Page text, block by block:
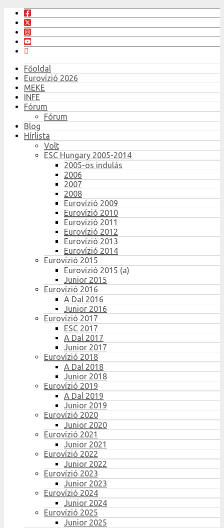
Főoldal
Eurovízió 2026
MEKE
INFE
Fórum
Fórum
Blog
Hírlista
Volt
ESC Hungary 2005-2014
2005-ös indulás
2006
2007
2008
Eurovízió 2009
Eurovízió 2010
Eurovízió 2011
Eurovízió 2012
Eurovízió 2013
Eurovízió 2014
Eurovízió 2015
Eurovízió 2015 (a)
Junior 2015
Eurovízió 2016
A Dal 2016
Junior 2016
Eurovízió 2017
ESC 2017
A Dal 2017
Junior 2017
Eurovízió 2018
A Dal 2018
Junior 2018
Eurovízió 2019
A Dal 2019
Junior 2019
Eurovízió 2020
Junior 2020
Eurovízió 2021
Junior 2021
Eurovízió 2022
Junior 2022
Eurovízió 2023
Junior 2023
Eurovízió 2024
Junior 2024
Eurovízió 2025
Junior 2025